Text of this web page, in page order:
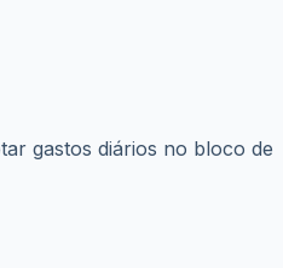
gastos diários no bloco de